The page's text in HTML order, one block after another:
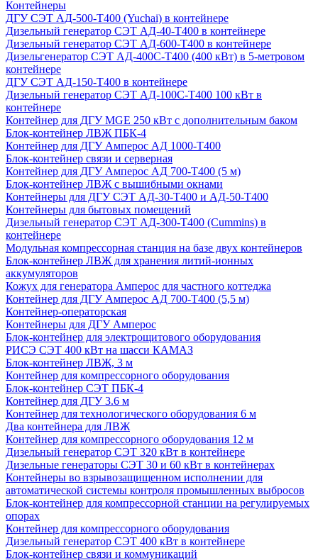
Контейнеры
ДГУ СЭТ АД-500-Т400 (Yuchai) в контейнере
Дизельный генератор СЭТ АД-40-Т400 в контейнере
Дизельный генератор СЭТ АД-600-Т400 в контейнере
Дизельгенератор СЭТ АД-400С-Т400 (400 кВт) в 5-метровом
контейнере
ДГУ СЭТ АД-150-Т400 в контейнере
Дизельный генератор СЭТ АД-100С-Т400 100 кВт в
контейнере
Контейнер для ДГУ MGE 250 кВт с дополнительным баком
Блок-контейнер ЛВЖ ПБК-4
Контейнер для ДГУ Амперос АД 1000-Т400
Блок-контейнер связи и серверная
Контейнер для ДГУ Амперос АД 700-Т400 (5 м)
Блок-контейнер ЛВЖ с вышибными окнами
Контейнеры для ДГУ СЭТ АД-30-Т400 и АД-50-Т400
Контейнеры для бытовых помещений
Дизельный генератор СЭТ АД-300-Т400 (Cummins) в
контейнере
Модульная компрессорная станция на базе двух контейнеров
Блок-контейнер ЛВЖ для хранения литий-ионных
аккумуляторов
Кожух для генератора Амперос для частного коттеджа
Контейнер для ДГУ Амперос АД 700-Т400 (5,5 м)
Контейнер-операторская
Контейнеры для ДГУ Амперос
Блок-контейнер для электрощитового оборудования
РИСЭ СЭТ 400 кВт на шасси КАМАЗ
Блок-контейнер ЛВЖ, 3 м
Контейнер для компрессорного оборудования
Блок-контейнер СЭТ ПБК-4
Контейнер для ДГУ 3.6 м
Контейнер для технологического оборудования 6 м
Два контейнера для ЛВЖ
Контейнер для компрессорного оборудования 12 м
Дизельный генератор СЭТ 320 кВт в контейнере
Дизельные генераторы СЭТ 30 и 60 кВт в контейнерах
Контейнеры во взрывозащищенном исполнении для
автоматической системы контроля промышленных выбросов
Блок-контейнер для компрессорной станции на регулируемых
опорах
Контейнер для компрессорного оборудования
Дизельный генератор СЭТ 400 кВт в контейнере
Блок-контейнер связи и коммуникаций